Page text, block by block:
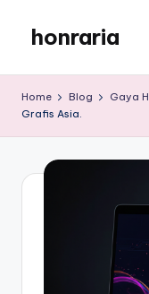
content
honraria
Home Blog Gaya
Grafis Asia.